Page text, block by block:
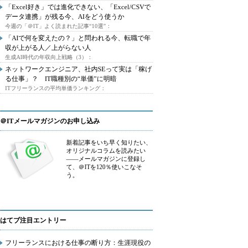
「Excel好き」では進化できない、「Excel/CSVで
データ連携」が残る今、AIをどう使うか
今週の「＠IT」よく読まれた記事“10選”：
「AIで何を変えたの？」と問われる今、転職で年
収が上がる人／上がらない人
生成AI時代の年収向上戦略（3）：
ネットワークエンジニア、社内SEって実は「稼げ
る仕事」？ IT職種別の“単価”に明暗
ITフリーランスの平均単価ランキング：
＠ITメールマガジンのお申し込み
新着記事をいち早く知りたい、
オリジナルコラムを読みたい
――メールマガジンに登録し
て、＠ITを120％使いこなそ
う。
はてブ注目エントリー
フリーランスにおける仕事の断り方：生涯現役の